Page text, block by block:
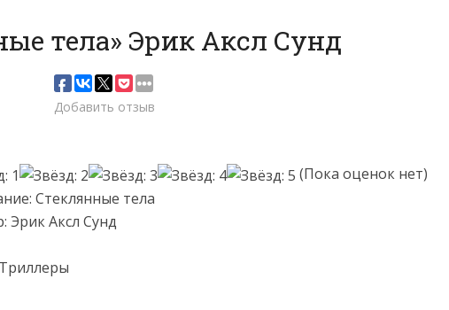
тела» Эрик Аксл Сунд
Добавить отзыв
(Пока оценок нет)
Стеклянные тела
Эрик Аксл Сунд